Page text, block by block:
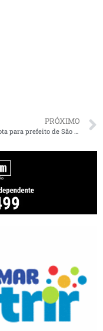
PRÓXIMO
Duarte vota para prefeito de São Luís, acompanhado pela esposa, vice e autoridades